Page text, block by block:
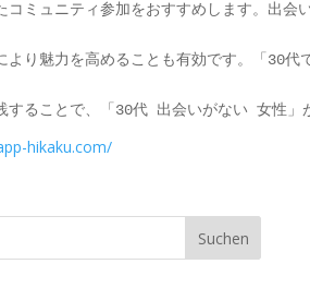
コミュニティ参加をおすすめします。出
より魅力を高めることも有効です。「30
することで、「30代 出会いがない 女性
hikaku.com/